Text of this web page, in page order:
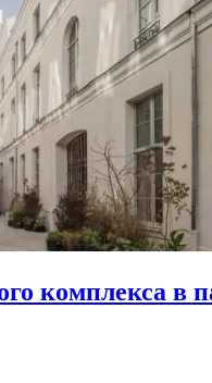
комплекса